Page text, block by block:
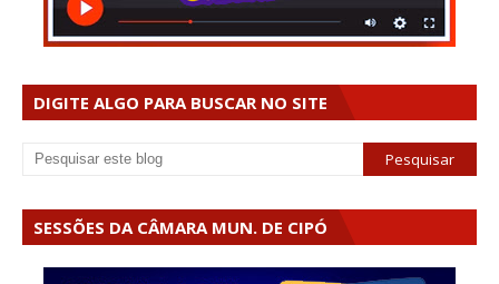
DIGITE ALGO PARA BUSCAR NO SITE
SESSÕES DA CÂMARA MUN. DE CIPÓ